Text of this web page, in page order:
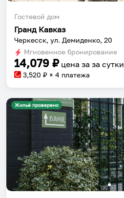
Гостевой дом
Гранд Кавказ
Черкесск, ул. Демиденко, 20
Мгновенное бронирование
14,079 ₽ цена за за сутки
3,520 ₽ × 4 платежа
Жильё проверено